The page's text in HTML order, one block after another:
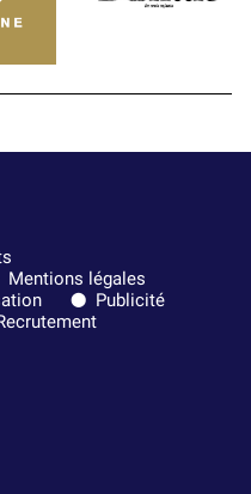
Mentions légales
Publicité